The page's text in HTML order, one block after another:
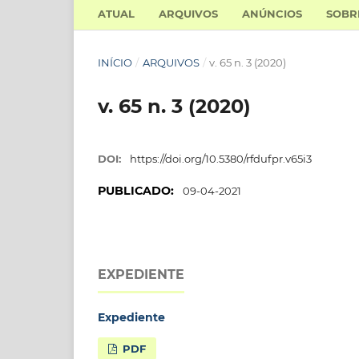
ATUAL ARQUIVOS ANÚNCIOS
INÍCIO / ARQUIVOS / v. 65 n. 3 (2020)
v. 65 n. 3 (2020)
DOI: https://doi.org/10.5380/rfdufpr.v65i3
PUBLICADO: 09-04-2021
EXPEDIENTE
Expediente
PDF